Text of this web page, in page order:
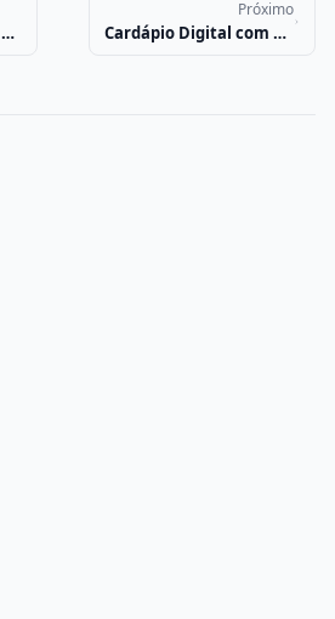
Cardápio digital com suporte e cancelamento grátis
Próximo
Cardápio Digital com Gestão de Motoboys: organize as entregas do seu delivery